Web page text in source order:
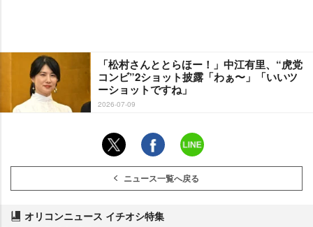
「松村さんととらほー！」中江有里、“虎党
コンビ”2ショット披露「わぁ〜」「いいツ
ーショットですね」
2026-07-09
ニュース一覧へ戻る
オリコンニュース イチオシ特集